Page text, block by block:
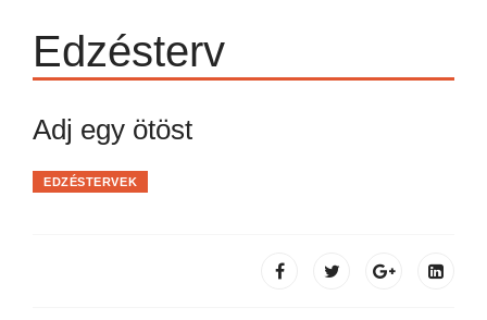
Edzésterv
Adj egy ötöst
EDZÉSTERVEK